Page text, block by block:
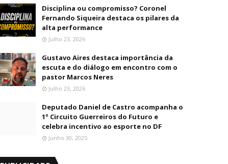
Disciplina ou compromisso? Coronel
Fernando Siqueira destaca os pilares da
alta performance
Julho 23, 2026
Gustavo Aires destaca importância da
escuta e do diálogo em encontro com o
pastor Marcos Neres
Julho 23, 2026
Deputado Daniel de Castro acompanha o
1º Circuito Guerreiros do Futuro e
celebra incentivo ao esporte no DF
Junho 30, 2025